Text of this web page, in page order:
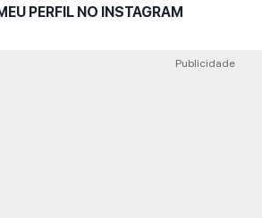
PERFIL NO INSTAGRAM
Publicidade